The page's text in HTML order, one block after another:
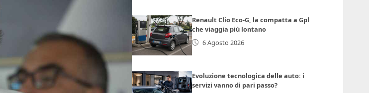
Renault Clio Eco-G, la compatta a Gpl
che viaggia più lontano
6 Agosto 2026
Evoluzione tecnologica delle auto: i
servizi vanno di pari passo?